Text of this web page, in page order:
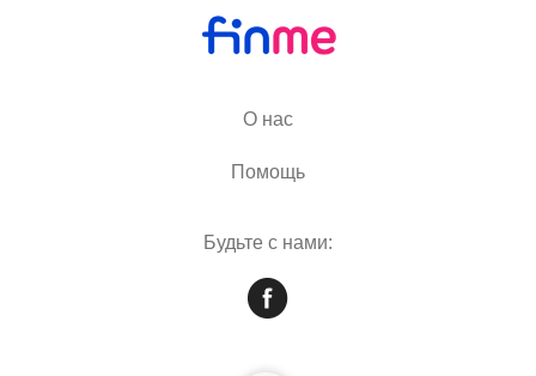
О нас
Помощь
Будьте с нами: